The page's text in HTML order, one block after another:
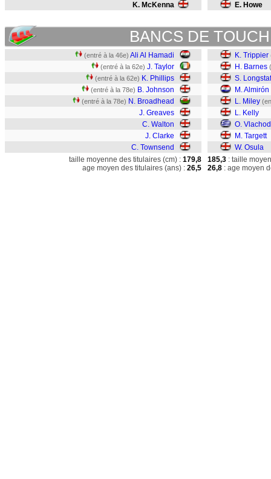
K. McKenna E. Howe
BANCS DE
(entré à la 46e) Ali Al Hamadi
(entré à la 62e) J. Taylor
(entré à la 62e) K. Phillips
(entré à la 78e) B. Johnson
(entré à la 78e) N. Broadhead
J. Greaves
C. Walton
J. Clarke
C. Townsend
K. Trippier
H. Barnes
S.
M. Almirón
L. Miley
L. Kelly
O.
M. Targett
W. Osula
taille moyenne des titulaires (cm) : 179,8
age moyen des titulaires (ans) : 26,5
185,3 : taille
26,8 : age moyen